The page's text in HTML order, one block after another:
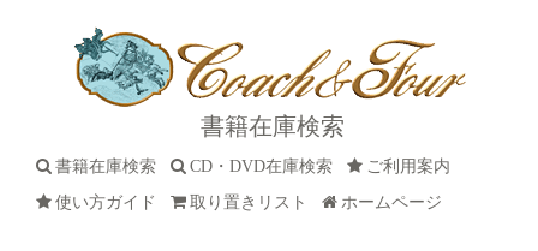
書籍在庫検索
書籍在庫検索 CD・DVD在庫検索
ご利用案内
使い方ガイド
取り置きリスト ホームページ